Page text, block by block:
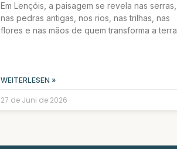
Em Lençóis, a paisagem se revela nas serras,
nas pedras antigas, nos rios, nas trilhas, nas
flores e nas mãos de quem transforma a terra
WEITERLESEN »
27 de Juni de 2026